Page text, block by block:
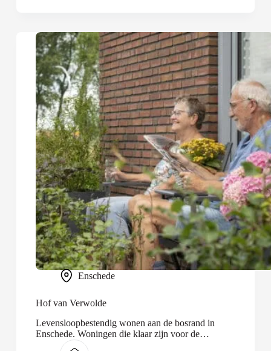
Enschede
Hof van Verwolde
Levensloopbestendig wonen aan de bosrand in
Enschede. Woningen die klaar zijn voor de
toekomst.